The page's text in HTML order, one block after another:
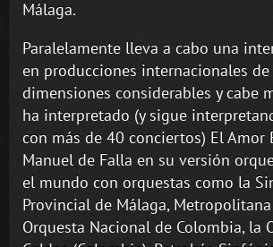
Málaga.
Paralelamente lleva a cabo una
en producciones internacionales de
dimensiones considerables y cabe
ha interpretado (y sigue
con más de 40 conciertos) El Amor
Manuel de Falla en su versión
el mundo con orquestas como la
Provincial de Málaga,
Orquesta Nacional de Colombia, la